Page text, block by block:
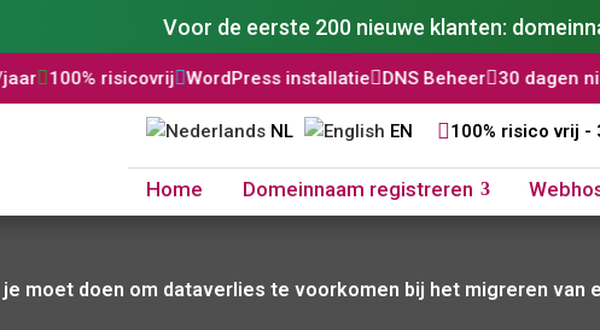
Voor de eerste 200 nieuwe klanten:
WordPress installatieDNS Beheer30 dagen niet goed,
NL EN 100% risico vrij -
Home Domeinnaam registreren
je moet doen om dataverlies te voorkomen bij het migreren van